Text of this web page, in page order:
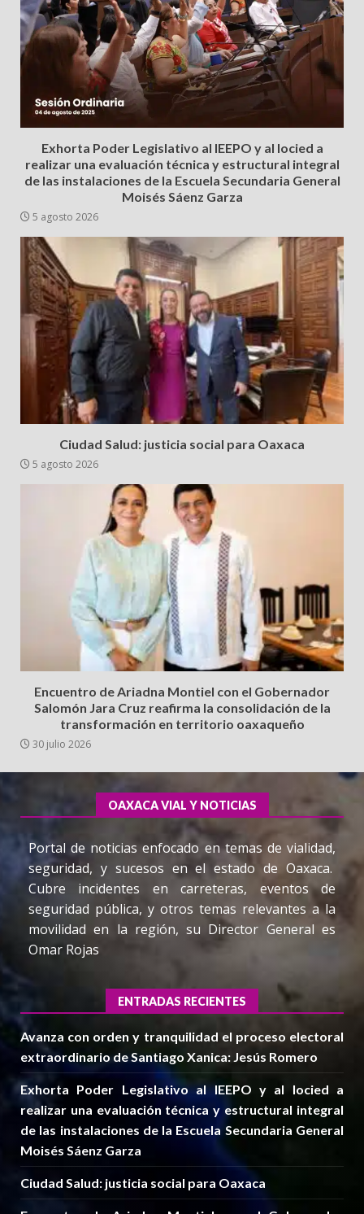
Exhorta Poder Legislativo al IEEPO y al Iocied a
realizar una evaluación técnica y estructural integral
de las instalaciones de la Escuela Secundaria General
Moisés Sáenz Garza
5 agosto 2026
Ciudad Salud: justicia social para Oaxaca
5 agosto 2026
Encuentro de Ariadna Montiel con el Gobernador
Salomón Jara Cruz reafirma la consolidación de la
transformación en territorio oaxaqueño
30 julio 2026
OAXACA VIAL Y NOTICIAS
Portal de noticias enfocado en temas de vialidad,
seguridad, y sucesos en el estado de Oaxaca.
Cubre incidentes en carreteras, eventos de
seguridad pública, y otros temas relevantes a la
movilidad en la región, su Director General es
Omar Rojas
ENTRADAS RECIENTES
Avanza con orden y tranquilidad el proceso electoral
extraordinario de Santiago Xanica: Jesús Romero
Exhorta Poder Legislativo al IEEPO y al Iocied a
realizar una evaluación técnica y estructural integral
de las instalaciones de la Escuela Secundaria General
Moisés Sáenz Garza
Ciudad Salud: justicia social para Oaxaca